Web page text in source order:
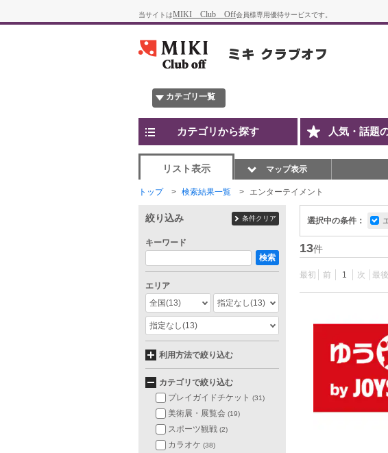
当サイトはMIKI Club Off会員様専用優待サービスです。
カテゴリ一覧
カテゴリから探す 人気・話題
リスト表示 マップ表示
トップ 検索結果一覧 エンターテイメント
選択中の条件：
13件
最初 前 1 次 最後
絞り込み 条件クリア
キーワード
検索
エリア
全国(13) 指定なし(13)
指定なし(13)
利用方法で絞り込む
カテゴリで絞り込む
プレイガイドチケット (31)
美術展・展覧会 (19)
スポーツ観戦 (2)
カラオケ (38)